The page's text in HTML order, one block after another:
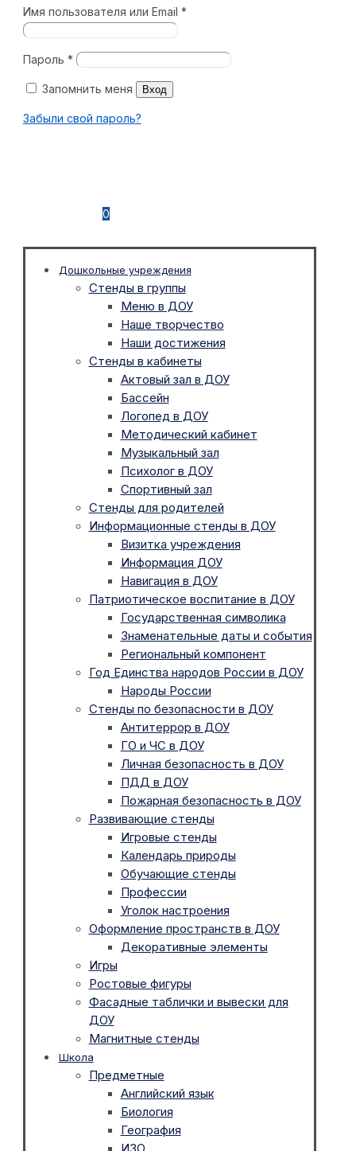
Имя пользователя или Email *
Пароль *
Запомнить меня Вход
Забыли свой пароль?
0
Дошкольные учреждения
Стенды в группы
Меню в ДОУ
Наше творчество
Наши достижения
Стенды в кабинеты
Актовый зал в ДОУ
Бассейн
Логопед в ДОУ
Методический кабинет
Музыкальный зал
Психолог в ДОУ
Спортивный зал
Стенды для родителей
Информационные стенды в ДОУ
Визитка учреждения
Информация ДОУ
Навигация в ДОУ
Патриотическое воспитание в ДОУ
Государственная символика
Знаменательные даты и события
Региональный компонент
Год Единства народов России в ДОУ
Народы России
Стенды по безопасности в ДОУ
Антитеррор в ДОУ
ГО и ЧС в ДОУ
Личная безопасность в ДОУ
ПДД в ДОУ
Пожарная безопасность в ДОУ
Развивающие стенды
Игровые стенды
Календарь природы
Обучающие стенды
Профессии
Уголок настроения
Оформление пространств в ДОУ
Декоративные элементы
Игры
Ростовые фигуры
Фасадные таблички и вывески для
ДОУ
Магнитные стенды
Школа
Предметные
Английский язык
Биология
География